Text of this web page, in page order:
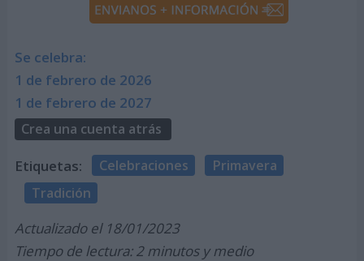
Se celebra:
1 de febrero de 2026
1 de febrero de 2027
Crea una cuenta atrás
Etiquetas: Celebraciones
Primavera
Tradición
Actualizado el 18/01/2023
Tiempo de lectura: 2 minutos y medio